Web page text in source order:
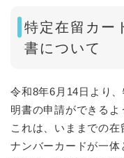
特定在留カー
書について
令和8年6月14日より
明書の申請ができるよ
これは、いままでの
ナンバーカードが一体